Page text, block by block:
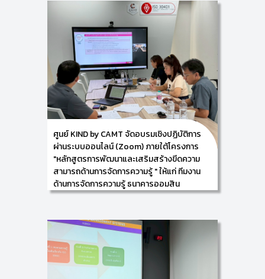
(Knowledge and Innovation Development: KIND)
วิทยาลัยศิลปะ สื่อ และเทคโนโลยี มหาวิทยาลัยเชียงใหม่
ร่วมกับ ธนาคารออมสิน สำนักงานใหญ่ นำโดย ผู้ช่วย
ศาสตราจารย์ ดร.อัจฉรา คำอักษร ผู้ปฏิบัติหน้าที่ช่วย
คณบดี ด้านการพัฒนาองค์ความรู้และการจัดการ
นวัตกรรม/ หัวหน้าศูนย์การพัฒนาองค์ความรู้และ
นวัตกรรม (Knowledge and Innovation
Development: KIND) ดำเนินการให้คำปรึกษาฯ เกี่ยวกับ
การตรวจประเมินภายในตามกรอบมาตรฐาน ISO 30401:
2018 ให้แก่ ทีมงานด้านการจัดการความรู้ ธนาคารออมสิน
สำนักงานใหญ่ ภายใต้โครงการ "หลักสูตรการพัฒนาและ
เสริมสร้างขีดความสามารถด้านการจัดการความรู้ " ใน
ระหว่างวันที่ 20 - 21 พฤศจิกายน 2568 ณ ธนาคาร
ออมสิน สำนักงานใหญ่
ศูนย์ KIND by CAMT จัดอบรมเชิงปฏิบัติการ
ผ่านระบบออนไลน์ (Zoom) ภายใต้โครงการ
"หลักสูตรการพัฒนาและเสริมสร้างขีดความ
สามารถด้านการจัดการความรู้ " ให้แก่ ทีมงาน
ด้านการจัดการความรู้ ธนาคารออมสิน
สำนักงานใหญ่
ศูนย์การพัฒนาองค์ความรู้และการจัดการนวัตกรรม
(Knowledge and Innovation Development: KIND)
วิทยาลัยศิลปะ สื่อ และเทคโนโลยี มหาวิทยาลัยเชียงใหม่
ร่วมกับ ธนาคารออมสิน สำนักงานใหญ่ นำโดย ผู้ช่วย
ศาสตราจารย์ ดร.อัจฉรา คำอักษร ผู้ปฏิบัติหน้าที่ช่วย